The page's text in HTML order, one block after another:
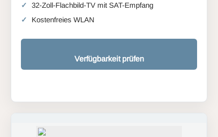
32-Zoll-Flachbild-TV mit SAT-Empfang
Kostenfreies WLAN
Verfügbarkeit prüfen